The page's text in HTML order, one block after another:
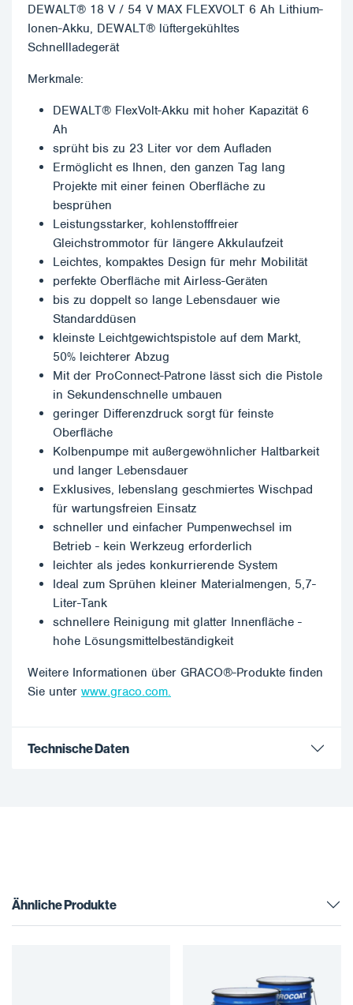
DEWALT® 18 V / 54 V MAX FLEXVOLT 6 Ah Lithium-
Ionen-Akku, DEWALT® lüftergekühltes
Schnellladegerät
Merkmale:
DEWALT® FlexVolt-Akku mit hoher Kapazität 6
Ah
sprüht bis zu 23 Liter vor dem Aufladen
Ermöglicht es Ihnen, den ganzen Tag lang
Projekte mit einer feinen Oberfläche zu
besprühen
Leistungsstarker, kohlenstofffreier
Gleichstrommotor für längere Akkulaufzeit
Leichtes, kompaktes Design für mehr Mobilität
perfekte Oberfläche mit Airless-Geräten
bis zu doppelt so lange Lebensdauer wie
Standarddüsen
kleinste Leichtgewichtspistole auf dem Markt,
50% leichterer Abzug
Mit der ProConnect-Patrone lässt sich die Pistole
in Sekundenschnelle umbauen
geringer Differenzdruck sorgt für feinste
Oberfläche
Kolbenpumpe mit außergewöhnlicher Haltbarkeit
und langer Lebensdauer
Exklusives, lebenslang geschmiertes Wischpad
für wartungsfreien Einsatz
schneller und einfacher Pumpenwechsel im
Betrieb - kein Werkzeug erforderlich
leichter als jedes konkurrierende System
Ideal zum Sprühen kleiner Materialmengen, 5,7-
Liter-Tank
schnellere Reinigung mit glatter Innenfläche -
hohe Lösungsmittelbeständigkeit
Weitere Informationen über GRACO®-Produkte finden
Sie unter www.graco.com.
Technische Daten
Ähnliche Produkte